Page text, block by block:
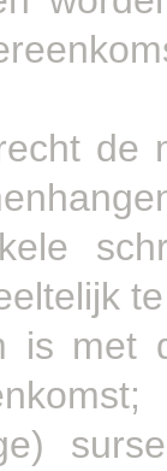
de
is met